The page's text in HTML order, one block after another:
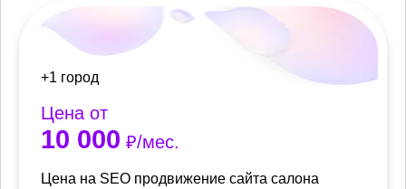
+1 город
Цена от
10 000 ₽/мес.
Цена на SEO продвижение сайта салона